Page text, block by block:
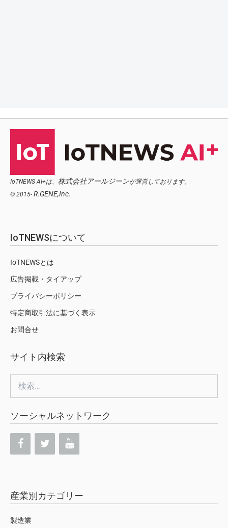
IoTNEWS AI+は、 株式会社アールジーンが運営しております。
© 2015- R.GENE,Inc.
IoTNEWSについて
IoTNEWSとは
広告掲載・タイアップ
プライバシーポリシー
特定商取引法に基づく表示
お問合せ
サイト内検索
索:
ソーシャルネットワーク
産業別カテゴリー
製造業